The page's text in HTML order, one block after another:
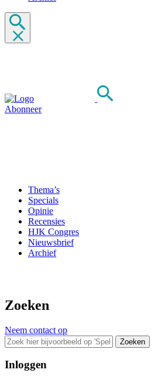
Abonneer
Thema’s
Specials
Opinie
Recensies
HJK Congres
Nieuwsbrief
Archief
Zoeken
Neem contact op
Zoeken
Inloggen